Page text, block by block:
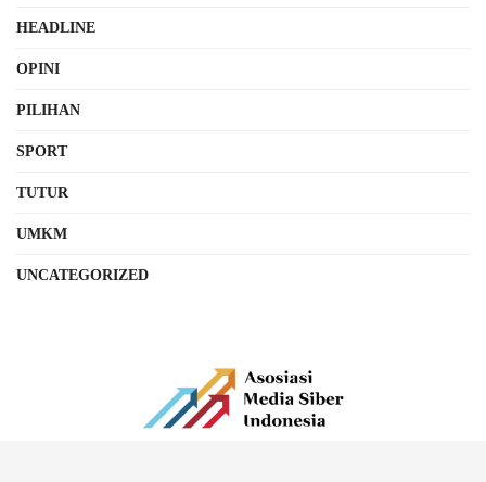
HEADLINE
OPINI
PILIHAN
SPORT
TUTUR
UMKM
UNCATEGORIZED